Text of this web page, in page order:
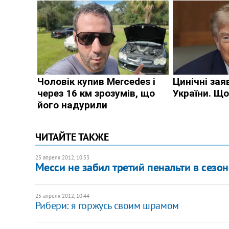
ЧИТАЙТЕ ТАКЖЕ
25 апреля 2012, 10:53
Месси не забил третий пенальти в
25 апреля 2012, 10:44
Рибери: я горжусь своим шрамом